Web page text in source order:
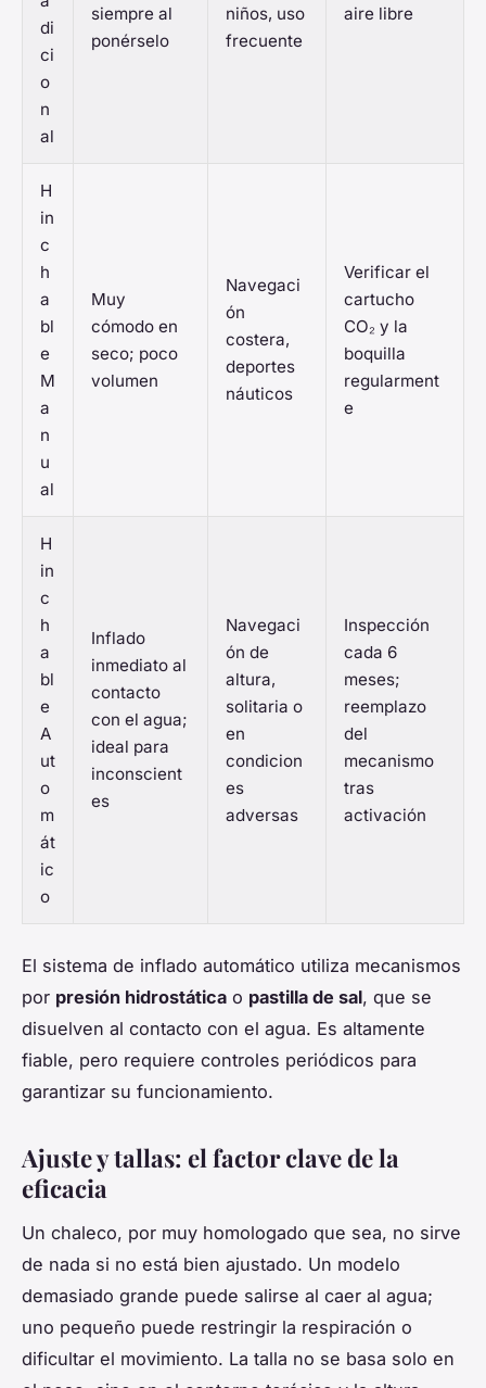
di
ci
o
n
al
siempre al
ponérselo
niños, uso
frecuente
aire libre
H
in
c
h
a
bl
e
M
a
n
u
al
Muy
cómodo en
seco; poco
volumen
Navegaci
ón
costera,
deportes
náuticos
Verificar el
cartucho
CO₂ y la
boquilla
regularment
e
H
in
c
h
a
bl
e
A
ut
o
m
át
ic
o
Inflado
inmediato al
contacto
con el agua;
ideal para
inconscient
es
Navegaci
ón de
altura,
solitaria o
en
condicion
es
adversas
Inspección
cada 6
meses;
reemplazo
del
mecanismo
tras
activación
El sistema de inflado automático utiliza mecanismos
por presión hidrostática o pastilla de sal, que se
disuelven al contacto con el agua. Es altamente
fiable, pero requiere controles periódicos para
garantizar su funcionamiento.
Ajuste y tallas: el factor clave de la
eficacia
Un chaleco, por muy homologado que sea, no sirve
de nada si no está bien ajustado. Un modelo
demasiado grande puede salirse al caer al agua;
uno pequeño puede restringir la respiración o
dificultar el movimiento. La talla no se basa solo en